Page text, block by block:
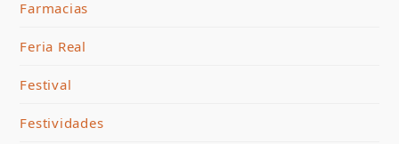
Farmacias
Feria Real
Festival
Festividades